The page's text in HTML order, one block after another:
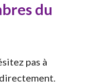
du
pas à
.